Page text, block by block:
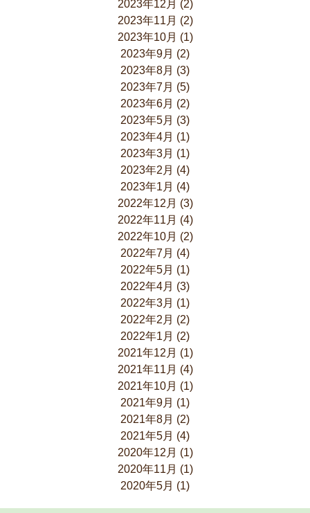
2023年12月 (2)
2023年11月 (2)
2023年10月 (1)
2023年9月 (2)
2023年8月 (3)
2023年7月 (5)
2023年6月 (2)
2023年5月 (3)
2023年4月 (1)
2023年3月 (1)
2023年2月 (4)
2023年1月 (4)
2022年12月 (3)
2022年11月 (4)
2022年10月 (2)
2022年7月 (4)
2022年5月 (1)
2022年4月 (3)
2022年3月 (1)
2022年2月 (2)
2022年1月 (2)
2021年12月 (1)
2021年11月 (4)
2021年10月 (1)
2021年9月 (1)
2021年8月 (2)
2021年5月 (4)
2020年12月 (1)
2020年11月 (1)
2020年5月 (1)